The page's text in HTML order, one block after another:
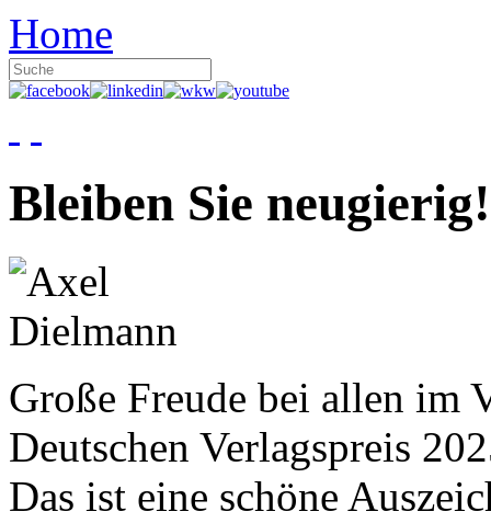
Home
Bleiben Sie neugierig!
Große Freude bei allen im
Deutschen Verlagspreis
Das ist eine schöne